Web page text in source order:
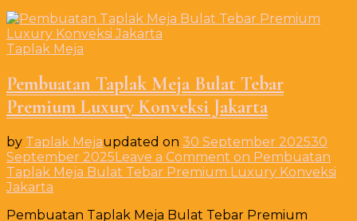
Taplak Meja
Pembuatan Taplak Meja Bulat Tebar
Premium Luxury Konveksi Jakarta
by Taplak Mejaupdated on 30 September 202530
September 2025Leave a Comment on Pembuatan
Taplak Meja Bulat Tebar Premium Luxury Konveksi
Jakarta
Pembuatan Taplak Meja Bulat Tebar Premium